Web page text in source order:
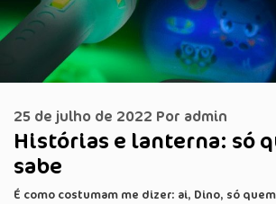
Histórias e lanterna: só
sabe
25 de julho de 2022 Por admin
É como costumam me dizer: ai, Dino, só